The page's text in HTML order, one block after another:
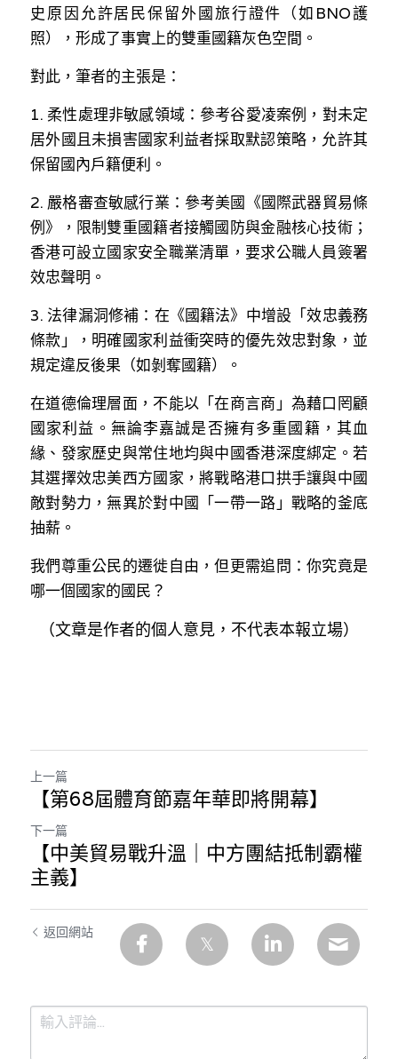
史原因允許居民保留外國旅行證件（如BNO護
照），形成了事實上的雙重國籍灰色空間。
對此，筆者的主張是：
1. 柔性處理非敏感領域：參考谷愛凌案例，對未定
居外國且未損害國家利益者採取默認策略，允許其
保留國內戶籍便利。
2. 嚴格審查敏感行業：參考美國《國際武器貿易條
例》，限制雙重國籍者接觸國防與金融核心技術；
香港可設立國家安全職業清單，要求公職人員簽署
效忠聲明。
3. 法律漏洞修補：在《國籍法》中增設「效忠義務
條款」，明確國家利益衝突時的優先效忠對象，並
規定違反後果（如剝奪國籍）。
在道德倫理層面，不能以「在商言商」為藉口罔顧
國家利益。無論李嘉誠是否擁有多重國籍，其血
緣、發家歷史與常住地均與中國香港深度綁定。若
其選擇效忠美西方國家，將戰略港口拱手讓與中國
敵對勢力，無異於對中國「一帶一路」戰略的釜底
抽薪。
我們尊重公民的遷徙自由，但更需追問：你究竟是
哪一個國家的國民？
（文章是作者的個人意見，不代表本報立場）
上一篇
【第68屆體育節嘉年華即將開幕】
下一篇
【中美貿易戰升溫｜中方團結抵制霸權
主義】
返回網站